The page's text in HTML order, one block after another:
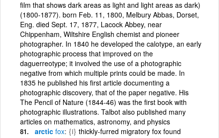
film that shows dark areas as light and light areas as dark)
(1800-1877). born Feb. 11, 1800, Melbury Abbas, Dorset,
Eng. died Sept. 17, 1877, Lacock Abbey, near
Chippenham, Wiltshire English chemist and pioneer
photographer. In 1840 he developed the calotype, an early
photographic process that improved on the
daguerreotype; it involved the use of a photographic
negative from which multiple prints could be made. In
1835 he published his first article documenting a
photographic discovery, that of the paper negative. His
The Pencil of Nature (1844-46) was the first book with
photographic illustrations. Talbot also published many
articles on mathematics, astronomy, and physics
arctic fox {i} thickly-furred migratory fox found